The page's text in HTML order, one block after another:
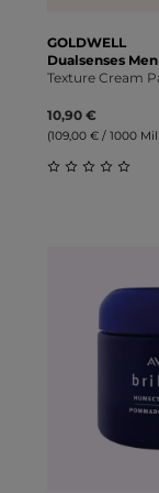
GOLDWELL
Dualsenses Men
Texture Cream
10,90 €
(109,00 € / 1000